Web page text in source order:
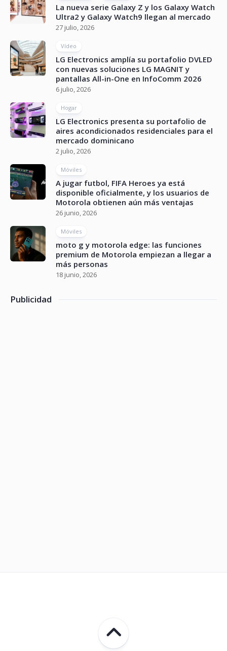
La nueva serie Galaxy Z y los Galaxy Watch
Ultra2 y Galaxy Watch9 llegan al mercado
27 julio, 2026
Vídeo
LG Electronics amplía su portafolio DVLED
con nuevas soluciones LG MAGNIT y
pantallas All-in-One en InfoComm 2026
6 julio, 2026
Hogar
LG Electronics presenta su portafolio de
aires acondicionados residenciales para el
mercado dominicano
2 julio, 2026
Móviles
A jugar futbol, FIFA Heroes ya está
disponible oficialmente, y los usuarios de
Motorola obtienen aún más ventajas
26 junio, 2026
Móviles
moto g y motorola edge: las funciones
premium de Motorola empiezan a llegar a
más personas
18 junio, 2026
Publicidad